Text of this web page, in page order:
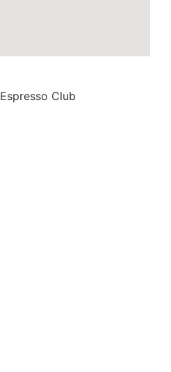
© 2026 Espresso Club